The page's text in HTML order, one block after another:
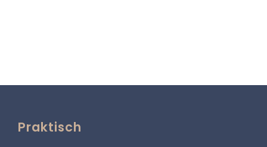
Praktisch